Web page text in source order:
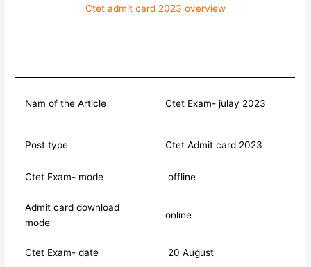
Ctet admit card 2023 overview
Nam of the Article Ctet Exam- julay 2023
Post type Ctet Admit card 2023
Ctet Exam- mode offline
Admit card download
mode
online
Ctet Exam- date 20 August